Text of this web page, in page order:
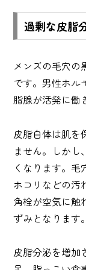
過剰な皮脂
メンズの毛穴の
です。男性ホル
脂腺が活発に働
皮脂自体は肌を
ません。しか
くなります。
ホコリなどの汚
角栓が空気に触
ずみとなります。
皮脂分泌を増加